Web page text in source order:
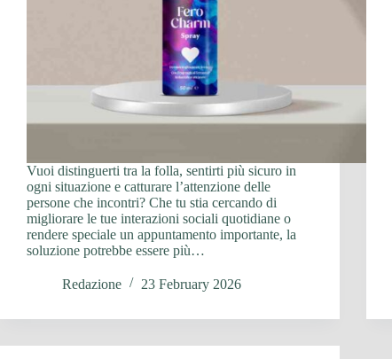
Vuoi distinguerti tra la folla, sentirti più sicuro in
ogni situazione e catturare l’attenzione delle
persone che incontri? Che tu stia cercando di
migliorare le tue interazioni sociali quotidiane o
rendere speciale un appuntamento importante, la
soluzione potrebbe essere più…
Redazione 23 February 2026